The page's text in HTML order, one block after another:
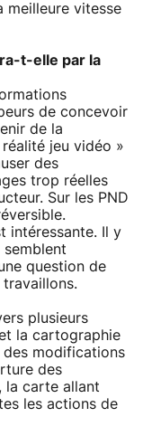
meilleure vitesse
t-elle par la
de concevoir
de la
jeu vidéo »
des
trop réelles
Sur les PND
intéressante. Il y
question de
plusieurs
la cartographie
modifications
des
la carte allant
les actions de